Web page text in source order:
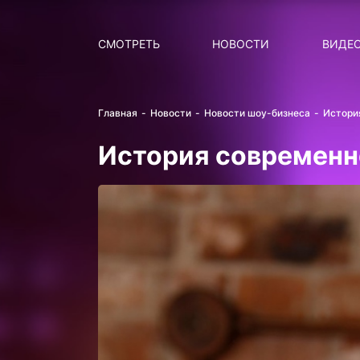
СМОТРЕТЬ НОВОСТИ
Главная Новости Новости шоу-бизнеса
История